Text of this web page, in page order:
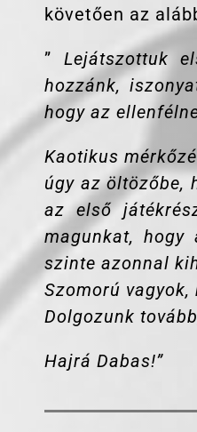
követően az
” Lejátszottuk
hozzánk,
hogy az
Kaotikus
úgy az öltözőbe,
az első
magunkat, hogy
szinte azonnal
Szomorú
Dolgozunk
Hajrá Dabas!”